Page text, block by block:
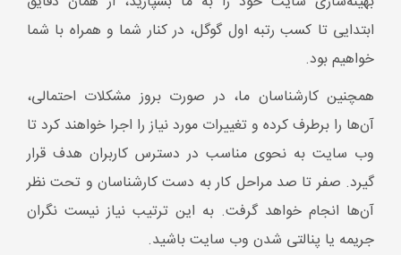
جریمه یا پنالتی شدن وب سایت باشید.
یه مشاوره رایگان مهمون مایی 09357669329
شرکت خدمات سئو
جاب تیم یک شرکت نوآور در حوزه خدمات طراحی سایت،
دیجیتال مارکتینگ و سئو است که با بهره‌گیری از تیمی
متخصص و ابزارهای پیشرفته، راهکارهای حرفه‌ای و متناسب
با نیاز هر کسب‌وکار ارائه می‌دهد. این شرکت با تمرکز بر این